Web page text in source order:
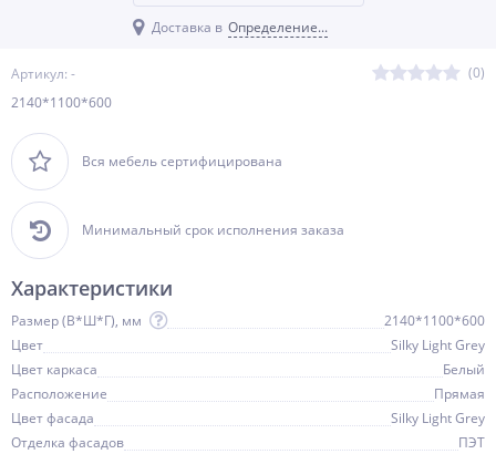
Артикул: -
(0)
2140*1100*600
Вся мебель сертифицирована
Минимальный срок исполнения заказа
Доставка в Определение...
Характеристики
Размер (В*Ш*Г), мм
2140*1100*600
Цвет
Silky Light Grey
Цвет каркаса
Белый
Расположение
Прямая
Цвет фасада
Silky Light Grey
Отделка фасадов
ПЭТ